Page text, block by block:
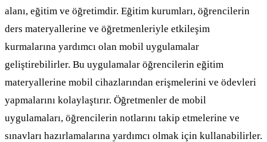
alanı, eğitim ve öğretimdir. Eğitim kurumları, öğrencilerin
ders materyallerine ve öğretmenleriyle etkileşim
kurmalarına yardımcı olan mobil uygulamalar
geliştirebilirler. Bu uygulamalar öğrencilerin eğitim
materyallerine mobil cihazlarından erişmelerini ve ödevleri
yapmalarını kolaylaştırır. Öğretmenler de mobil
uygulamaları, öğrencilerin notlarını takip etmelerine ve
sınavları hazırlamalarına yardımcı olmak için kullanabilirler.